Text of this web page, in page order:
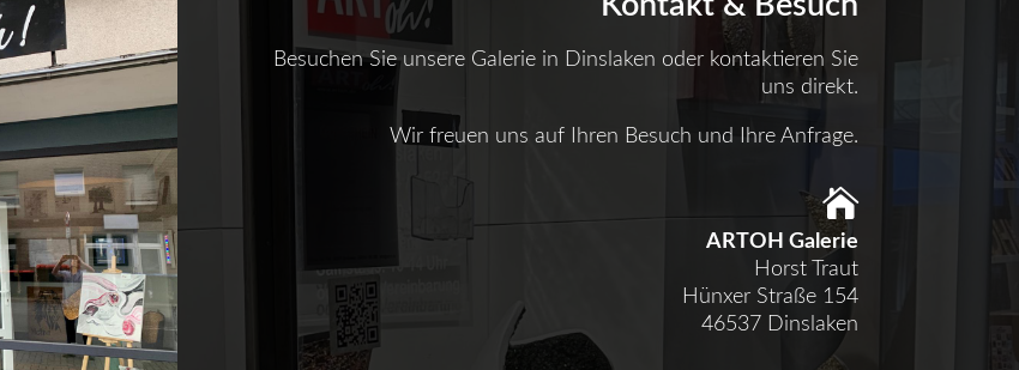
Besuchen Sie unsere Galerie in Dinslaken oder kontaktieren Sie
uns direkt.
Wir freuen uns auf Ihren Besuch und Ihre Anfrage.

ARTOH Galerie
Horst Traut
Hünxer Straße 154
46537 Dinslaken